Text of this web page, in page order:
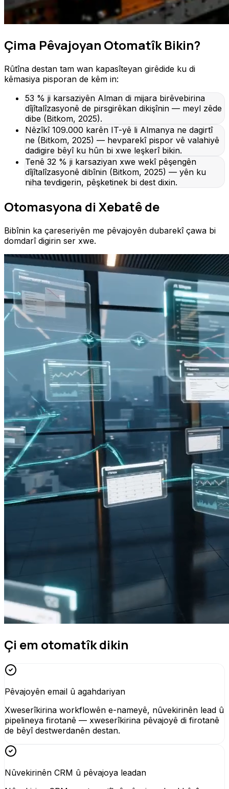
Çima Pêvajoyan Otomatîk Bikin?
Rûtîna destan tam wan kapasîteyan girêdide ku di
kêmasiya pisporan de kêm in:
53 % ji karsaziyên Alman di mijara birêvebirina
dîjîtalîzasyonê de pirsgirêkan dikişînin — meyl zêde
dibe (Bitkom, 2025).
Nêzîkî 109.000 karên IT-yê li Almanya ne dagirtî
ne (Bitkom, 2025) — hevparekî pispor vê valahiyê
dadigire bêyî ku hûn bi xwe leşkerî bikin.
Tenê 32 % ji karsaziyan xwe wekî pêşengên
dîjîtalîzasyonê dibînin (Bitkom, 2025) — yên ku
niha tevdigerin, pêşketinek bi dest dixin.
Otomasyona di Xebatê de
Bibînin ka çareseriyên me pêvajoyên dubarekî çawa bi
domdarî digirin ser xwe.
Çi em otomatîk dikin
Pêvajoyên email û agahdariyan
Xweserîkirina workflowên e-nameyê, nûvekirinên lead û
pipelineya firotanê — xweserîkirina pêvajoyê di firotanê
de bêyî destwerdanên destan.
Nûvekirinên CRM û pêvajoya leadan